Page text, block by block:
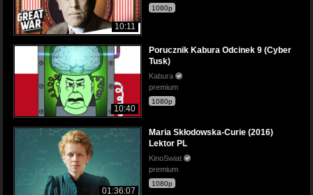
10:11
1080p
10:40
Porucznik Kabura Odcinek 9 (Cyber
Tusk)
Kabura
premium
1080p
01:36:07
Maria Skłodowska-Curie (2016)
Lektor PL
KinoSwiat
premium
1080p